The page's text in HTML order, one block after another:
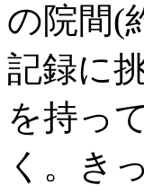
の院間(
記録に
を持っ
く。き